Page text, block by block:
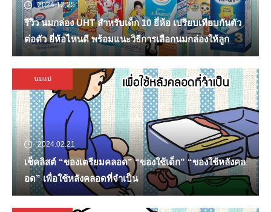
2024.12.25
รีวิว นมกล่อง UHT สำหรับเด็ก 10 ยี่ห้อ เปรียบเทียบกันตัว
ต่อตัว ยี่ห้อไหนดี พร้อมแนะวิธีการเลือกนมกล่องให้ลูก
นมแม่
2024.02.21
เช็คลิสต์ “ของเตรียมคลอด” “ของใช้เด็ก” “ของใช้หลังคล
อด” เพื่อใช้หลังคลอดที่จำเป็น